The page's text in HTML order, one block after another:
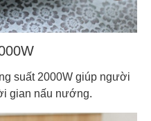
suất 2000W giúp người
gian nấu nướng.